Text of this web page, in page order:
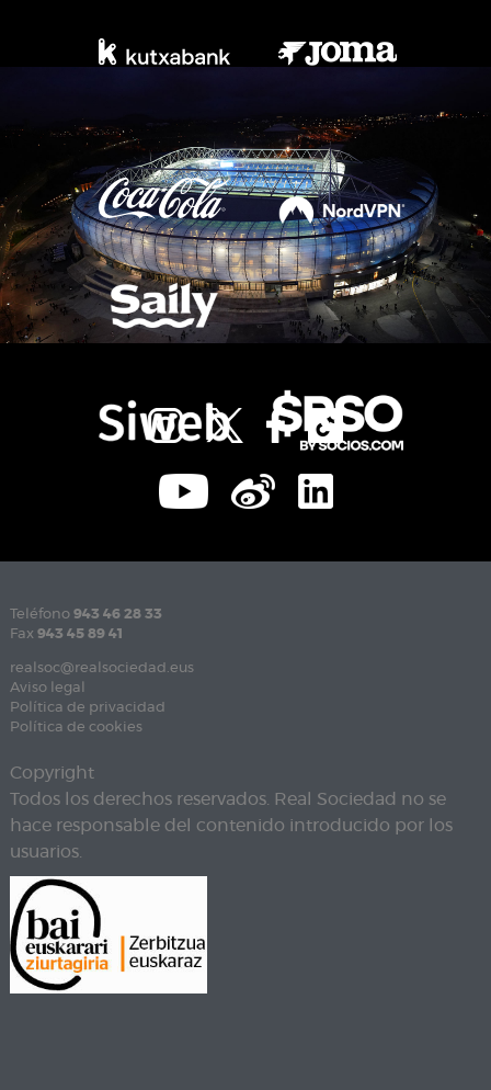
Teléfono 943 46 28 33
Fax 943 45 89 41
realsoc@realsociedad.eus
Aviso legal
Política de privacidad
Política de cookies
Copyright
Todos los derechos reservados. Real Sociedad no se
hace responsable del contenido introducido por los
usuarios.